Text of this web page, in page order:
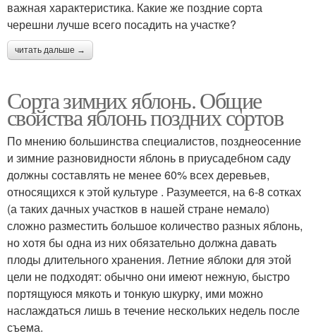
важная характеристика. Какие же поздние сорта
черешни лучше всего посадить на участке?
читать дальше →
Сорта зимних яблонь. Общие
свойства яблонь поздних сортов
По мнению большинства специалистов, позднеосенние
и зимние разновидности яблонь в приусадебном саду
должны составлять не менее 60% всех деревьев,
относящихся к этой культуре . Разумеется, на 6-8 сотках
(а таких дачных участков в нашей стране немало)
сложно разместить большое количество разных яблонь,
но хотя бы одна из них обязательно должна давать
плоды длительного хранения. Летние яблоки для этой
цели не подходят: обычно они имеют нежную, быстро
портящуюся мякоть и тонкую шкурку, ими можно
наслаждаться лишь в течение нескольких недель после
съема.